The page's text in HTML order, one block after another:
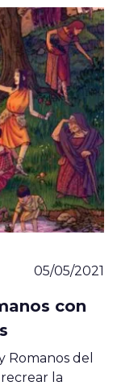
05/05/2021
con
Romanos del
la